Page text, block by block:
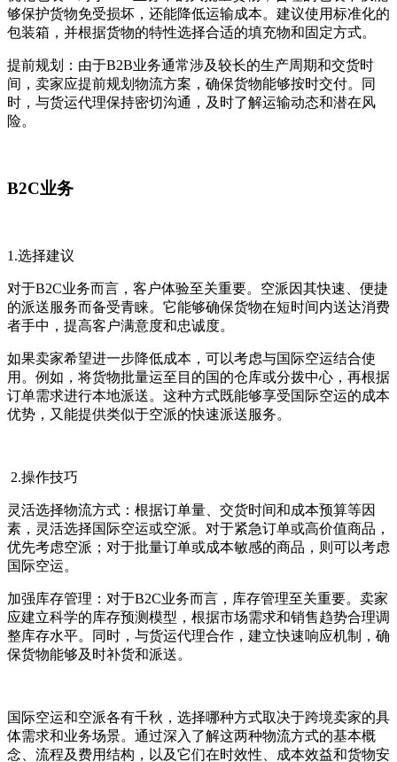
够保护货物免受损坏，还能降低运输成本。建议使用标准化的
包装箱，并根据货物的特性选择合适的填充物和固定方式。
提前规划：由于B2B业务通常涉及较长的生产周期和交货时
间，卖家应提前规划物流方案，确保货物能够按时交付。同
时，与货运代理保持密切沟通，及时了解运输动态和潜在风
险。
B2C业务
1.选择建议
对于B2C业务而言，客户体验至关重要。空派因其快速、便捷
的派送服务而备受青睐。它能够确保货物在短时间内送达消费
者手中，提高客户满意度和忠诚度。
如果卖家希望进一步降低成本，可以考虑与国际空运结合使
用。例如，将货物批量运至目的国的仓库或分拨中心，再根据
订单需求进行本地派送。这种方式既能够享受国际空运的成本
优势，又能提供类似于空派的快速派送服务。
2.操作技巧
灵活选择物流方式：根据订单量、交货时间和成本预算等因
素，灵活选择国际空运或空派。对于紧急订单或高价值商品，
优先考虑空派；对于批量订单或成本敏感的商品，则可以考虑
国际空运。
加强库存管理：对于B2C业务而言，库存管理至关重要。卖家
应建立科学的库存预测模型，根据市场需求和销售趋势合理调
整库存水平。同时，与货运代理合作，建立快速响应机制，确
保货物能够及时补货和派送。
国际空运和空派各有千秋，选择哪种方式取决于跨境卖家的具
体需求和业务场景。通过深入了解这两种物流方式的基本概
念、流程及费用结构，以及它们在时效性、成本效益和货物安